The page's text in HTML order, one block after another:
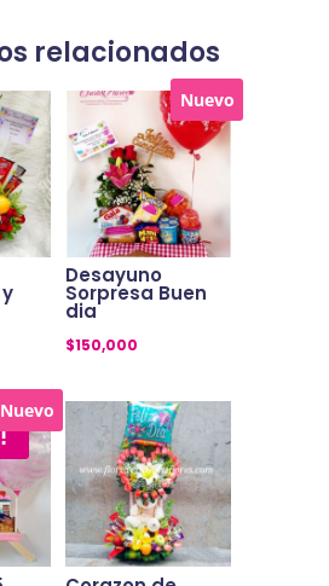
relacionados
Nuevo
Desayuno
Sorpresa Buen
dia
$150,000
Nuevo